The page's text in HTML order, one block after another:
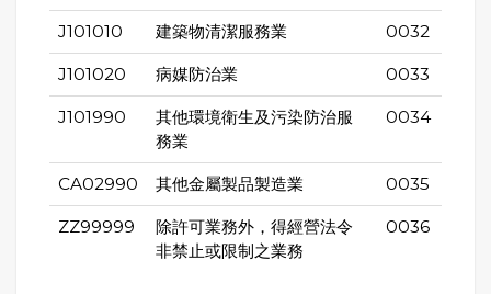
J101010 建築物清潔服務業 0032
J101020 病媒防治業 0033
J101990
其他環境衛生及污染防治服
務業
0034
CA02990 其他金屬製品製造業 0035
ZZ99999
除許可業務外，得經營法令
非禁止或限制之業務
0036